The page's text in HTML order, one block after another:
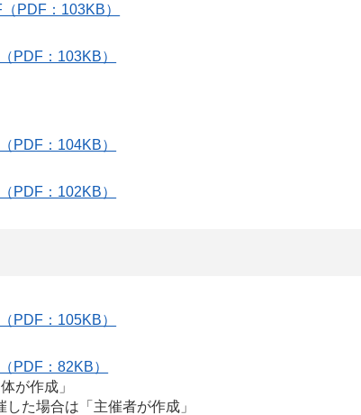
PDF：103KB）
PDF：103KB）
PDF：104KB）
PDF：102KB）
PDF：105KB）
PDF：82KB）
が作成」
た場合は「主催者が作成」